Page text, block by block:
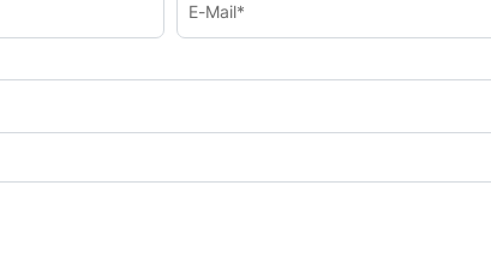
E-Mail*